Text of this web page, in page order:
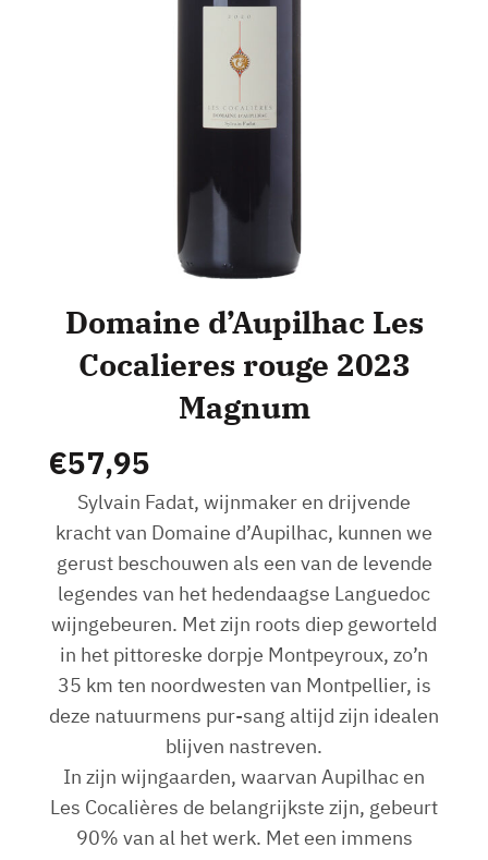
Domaine d’Aupilhac Les
Cocalieres rouge 2023
Magnum
€57,95
Sylvain Fadat, wijnmaker en drijvende
kracht van Domaine d’Aupilhac, kunnen we
gerust beschouwen als een van de levende
legendes van het hedendaagse Languedoc
wijngebeuren. Met zijn roots diep geworteld
in het pittoreske dorpje Montpeyroux, zo’n
35 km ten noordwesten van Montpellier, is
deze natuurmens pur-sang altijd zijn idealen
blijven nastreven.
In zijn wijngaarden, waarvan Aupilhac en
Les Cocalières de belangrijkste zijn, gebeurt
90% van al het werk. Met een immens